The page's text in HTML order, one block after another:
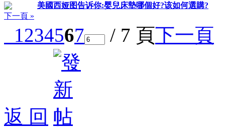
美國西娅图告诉你:婴兒床墊哪個好?该如何選購?
下一頁 »
1234567 / 7 頁下一頁
返 回